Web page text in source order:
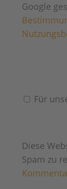
Google
Für
Diese
Spam zu